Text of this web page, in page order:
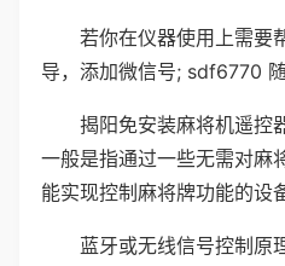
若你在仪器使用上需要
导，添加微信号; sdf6770 随
揭阳免安装麻将机遥控
一般是指通过一些无需对麻
能实现控制麻将牌功能的设
蓝牙或无线信号控制原